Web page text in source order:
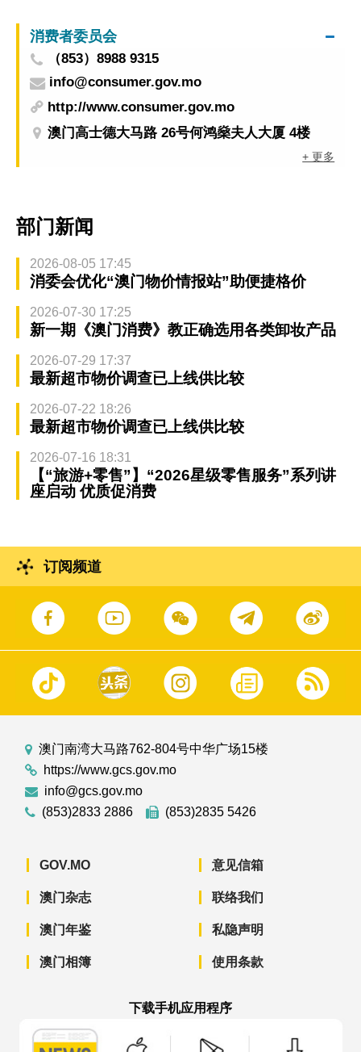
消费者委员会
（853）8988 9315
info@consumer.gov.mo
http://www.consumer.gov.mo
澳门高士德大马路 26号何鸿燊夫人大厦 4楼
+ 更多
部门新闻
2026-08-05 17:45
消委会优化“澳门物价情报站”助便捷格价
2026-07-30 17:25
新一期《澳门消费》教正确选用各类卸妆产品
2026-07-29 17:37
最新超市物价调查已上线供比较
2026-07-22 18:26
最新超市物价调查已上线供比较
2026-07-16 18:31
【“旅游+零售”】“2026星级零售服务”系列讲
座启动 优质促消费
订阅频道
澳门南湾大马路762-804号中华广场15楼
https://www.gcs.gov.mo
info@gcs.gov.mo
(853)2833 2886
(853)2835 5426
GOV.MO
澳门杂志
澳门年鉴
澳门相簿
意见信箱
联络我们
私隐声明
使用条款
下载手机应用程序